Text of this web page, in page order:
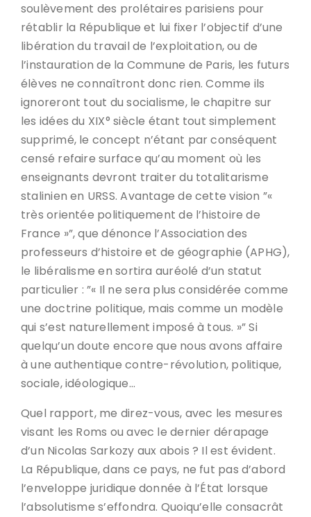
soulèvement des prolétaires parisiens pour
rétablir la République et lui fixer l’objectif d’une
libération du travail de l’exploitation, ou de
l’instauration de la Commune de Paris, les futurs
élèves ne connaîtront donc rien. Comme ils
ignoreront tout du socialisme, le chapitre sur
les idées du XIX° siècle étant tout simplement
supprimé, le concept n’étant par conséquent
censé refaire surface qu’au moment où les
enseignants devront traiter du totalitarisme
stalinien en URSS. Avantage de cette vision ”«
très orientée politiquement de l’histoire de
France »”, que dénonce l’Association des
professeurs d’histoire et de géographie (APHG),
le libéralisme en sortira auréolé d’un statut
particulier : ”« Il ne sera plus considérée comme
une doctrine politique, mais comme un modèle
qui s’est naturellement imposé à tous. »” Si
quelqu’un doute encore que nous avons affaire
à une authentique contre-révolution, politique,
sociale, idéologique…
Quel rapport, me direz-vous, avec les mesures
visant les Roms ou avec le dernier dérapage
d’un Nicolas Sarkozy aux abois ? Il est évident.
La République, dans ce pays, ne fut pas d’abord
l’enveloppe juridique donnée à l’État lorsque
l’absolutisme s’effondra. Quoiqu’elle consacrât